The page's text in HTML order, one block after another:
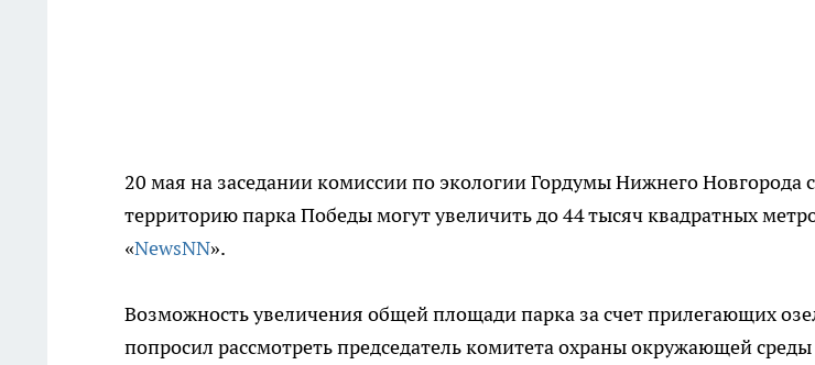
20 мая на заседании комиссии по экологии Гордумы Нижнего Новгорода
территорию парка Победы могут увеличить до 44 тысяч квадратных
«NewsNN».
Возможность увеличения общей площади парка за счет прилегающих
попросил рассмотреть председатель комитета охраны окружающей